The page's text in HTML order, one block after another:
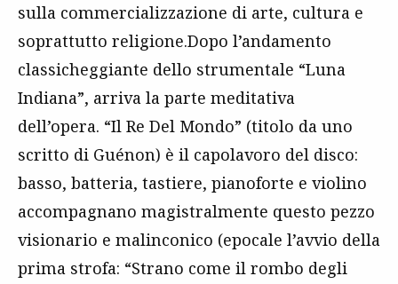
sulla commercializzazione di arte, cultura e
soprattutto religione.Dopo l’andamento
classicheggiante dello strumentale “Luna
Indiana”, arriva la parte meditativa
dell’opera. “Il Re Del Mondo” (titolo da uno
scritto di Guénon) è il capolavoro del disco:
basso, batteria, tastiere, pianoforte e violino
accompagnano magistralmente questo pezzo
visionario e malinconico (epocale l’avvio della
prima strofa: “Strano come il rombo degli